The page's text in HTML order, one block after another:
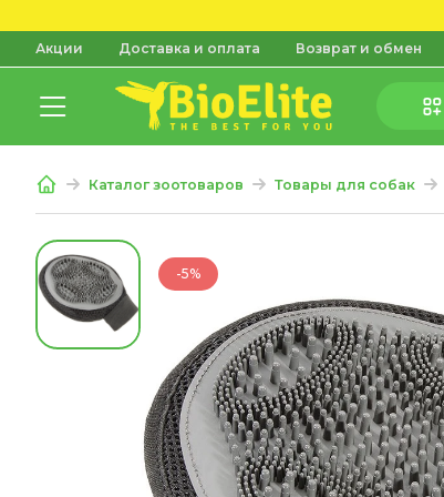
Акции Доставка и оплата Возврат и обмен
Каталог зоотоваров Товары для собак
-5%